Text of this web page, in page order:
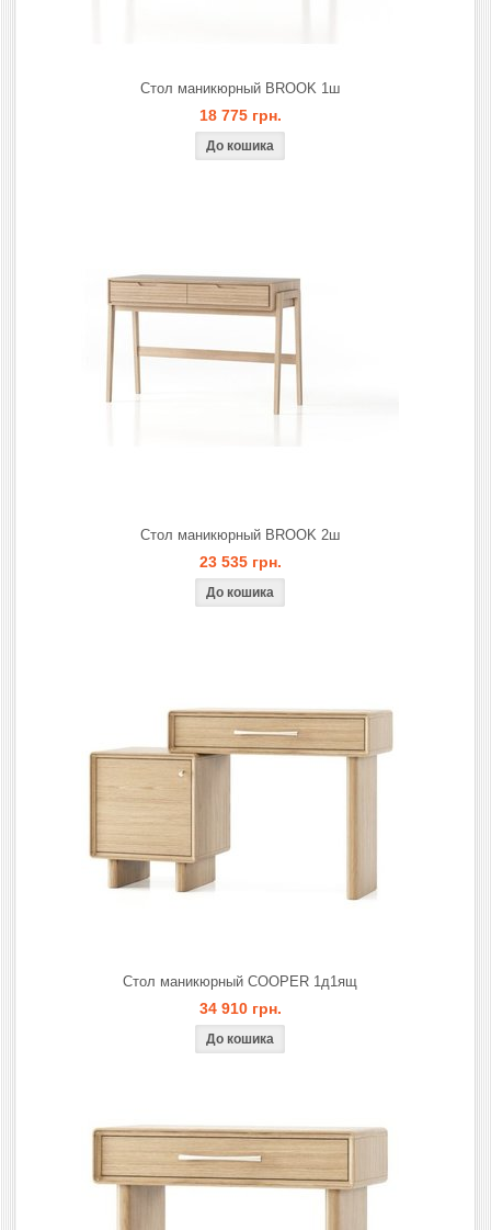
Стол маникюрный BROOK 1ш
18 775 грн.
Стол маникюрный BROOK 2ш
23 535 грн.
Стол маникюрный COOPER 1д1ящ
34 910 грн.